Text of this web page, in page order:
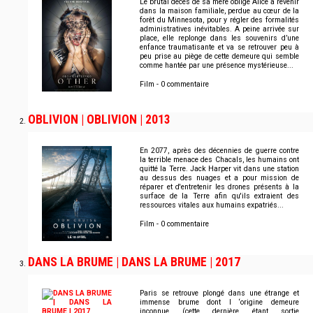
Le brutal décès de sa mère oblige Alice à revenir
dans la maison familiale, perdue au cœur de la
forêt du Minnesota, pour y régler des formalités
administratives inévitables. A peine arrivée sur
place, elle replonge dans les souvenirs d’une
enfance traumatisante et va se retrouver peu à
peu prise au piège de cette demeure qui semble
comme hantée par une présence mystérieuse...
Film - 0 commentaire
OBLIVION | OBLIVION | 2013
En 2077, après des décennies de guerre contre
la terrible menace des Chacals, les humains ont
quitté la Terre. Jack Harper vit dans une station
au dessus des nuages et a pour mission de
réparer et d'entretenir les drones présents à la
surface de la Terre afin qu'ils extraient des
ressources vitales aux humains expatriés...
Film - 0 commentaire
DANS LA BRUME | DANS LA BRUME | 2017
Paris se retrouve plongé dans une étrange et
immense brume dont l ‘origine demeure